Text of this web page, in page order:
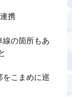
携
の箇所もあ
こまめに巡